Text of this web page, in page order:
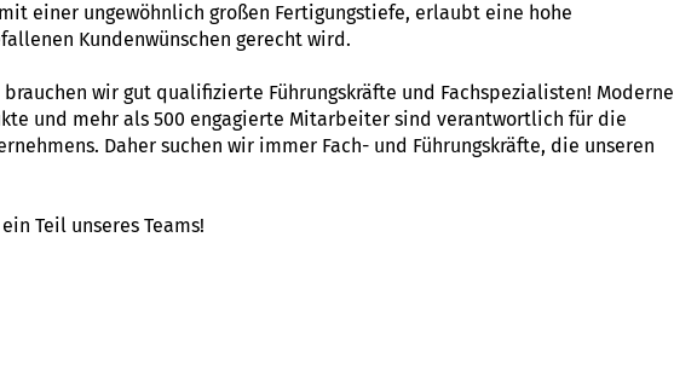
einer ungewöhnlich großen Fertigungstiefe, erlaubt eine hohe
Kundenwünschen gerecht wird.
wir gut qualifizierte Führungskräfte und Fachspezialisten! Moderne
und mehr als 500 engagierte Mitarbeiter sind verantwortlich für die
Daher suchen wir immer Fach- und Führungskräfte, die unseren
Teil unseres Teams!